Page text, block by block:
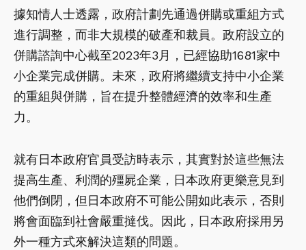
據知情人士透露，政府計劃先通過併購或重組方式
進行調整，而非大規模的破產和裁員。政府設立的
併購諮詢中心截至2023年3月，已經協助1681家中
小企業完成併購。未來，政府將繼續支持中小企業
的重組與併購，旨在提升整體經濟的效率和生產
力。
就有日本政府官員受訪時表示，其實對於這些無法
提高生產、利潤的殭屍企業，日本政府更樂意見到
他們倒閉，但日本政府不可能公開如此表示，否則
將會面臨到社會嚴重撻伐。因此，日本政府採用另
外一種方式來解決這類的問題。